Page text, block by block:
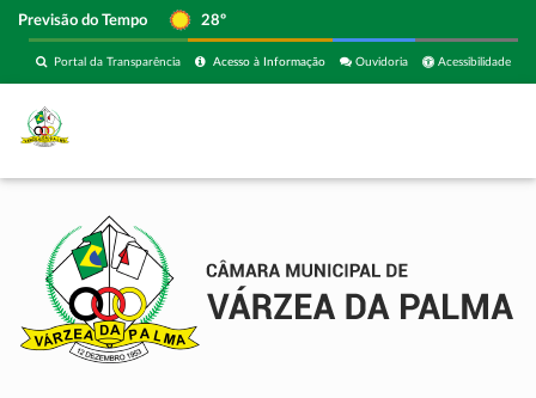
Previsão do Tempo 28º
Acessibilidade
Ouvidoria
Acesso à Informação
Portal da Transparência